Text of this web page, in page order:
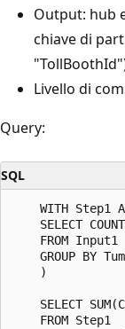
Output: hub
chiave di
Livello di
Query:
SQL
WITH Step1
SELECT
    FROM Input1
GROUP BY
    )
SELECT
    FROM Step1